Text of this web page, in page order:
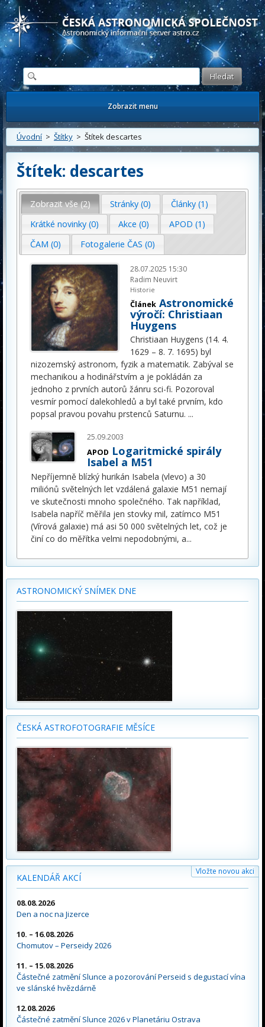
Česká astronomická společnost - Informační astronomický server
Zobrazit menu
Úvodní > Štítky > Štítek descartes
Štítek: descartes
Zobrazit vše (2) Stránky (0)
Články (1)
Krátké novinky (0)
Akce (0)
APOD (1)
ČAM (0)
Fotogalerie ČAS (0)
28.07.2025 15:30
Radim Neuvirt
Historie
Článek Astronomické
výročí: Christiaan
Huygens
Christiaan Huygens (14. 4.
1629 – 8. 7. 1695) byl
nizozemský astronom, fyzik a matematik. Zabýval se
mechanikou a hodinářstvím a je pokládán za
jednoho z prvních autorů žánru sci-fi. Pozoroval
vesmír pomocí dalekohledů a byl také prvním, kdo
popsal pravou povahu prstenců Saturnu. ...
25.09.2003
APOD Logaritmické spirály
Isabel a M51
Nepříjemně blízký hurikán Isabela (vlevo) a 30
miliónů světelných let vzdálená galaxie M51 nemají
ve skutečnosti mnoho společného. Tak například,
Isabela napříč měřila jen stovky mil, zatímco M51
(Vírová galaxie) má asi 50 000 světelných let, což je
činí co do měřítka velmi nepodobnými, a...
ASTRONOMICKÝ SNÍMEK DNE
ČESKÁ ASTROFOTOGRAFIE MĚSÍCE
KALENDÁŘ AKCÍ
Vložte novou akci
08.08.2026
Den a noc na Jizerce
10. – 16.08.2026
Chomutov – Perseidy 2026
11. – 15.08.2026
Částečné zatmění Slunce a pozorování Perseid s degustací vína
ve slánské hvězdárně
12.08.2026
Částečné zatmění Slunce 2026 v Planetáriu Ostrava